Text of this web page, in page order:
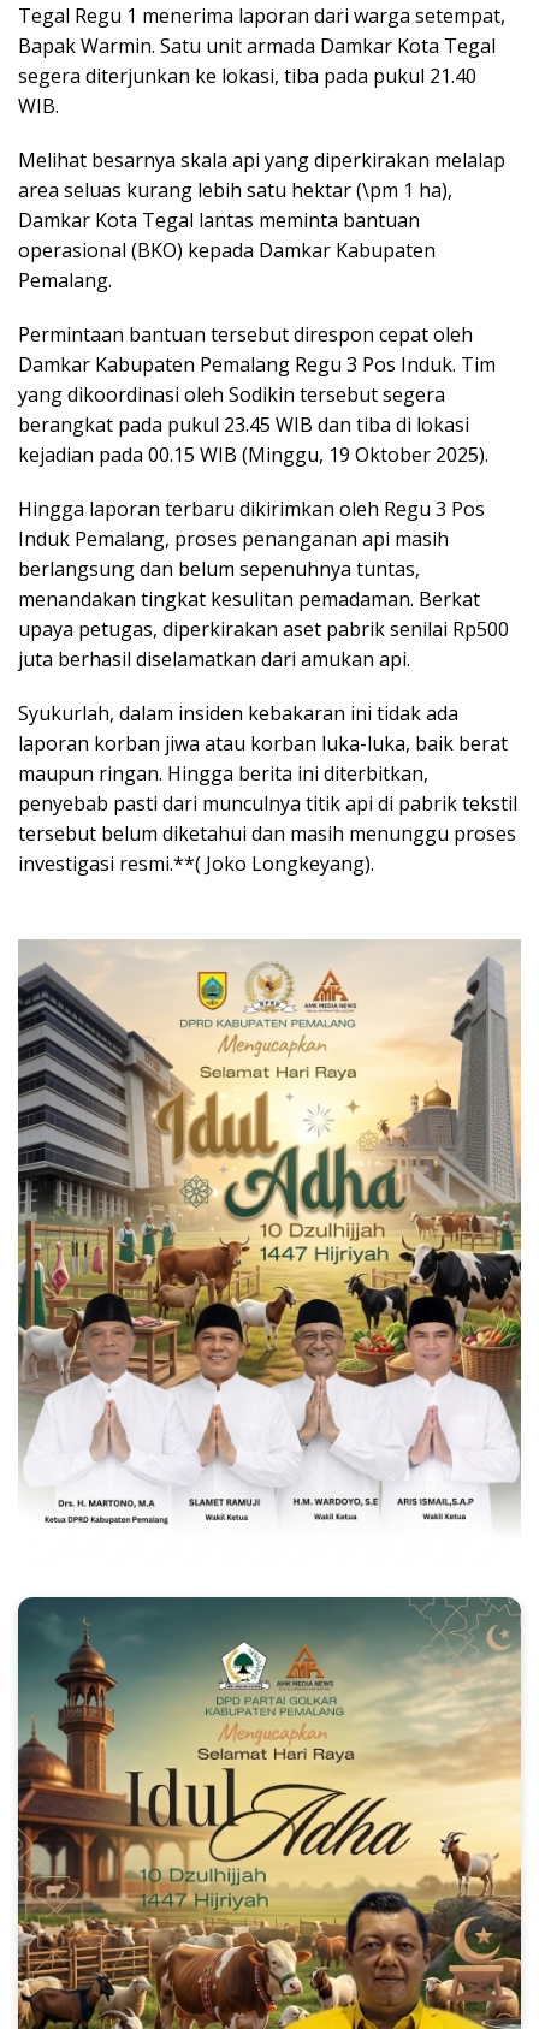
Tegal Regu 1 menerima laporan dari warga setempat,
Bapak Warmin. Satu unit armada Damkar Kota Tegal
segera diterjunkan ke lokasi, tiba pada pukul 21.40
WIB.
Melihat besarnya skala api yang diperkirakan melalap
area seluas kurang lebih satu hektar (\pm 1 ha),
Damkar Kota Tegal lantas meminta bantuan
operasional (BKO) kepada Damkar Kabupaten
Pemalang.
Permintaan bantuan tersebut direspon cepat oleh
Damkar Kabupaten Pemalang Regu 3 Pos Induk. Tim
yang dikoordinasi oleh Sodikin tersebut segera
berangkat pada pukul 23.45 WIB dan tiba di lokasi
kejadian pada 00.15 WIB (Minggu, 19 Oktober 2025).
Hingga laporan terbaru dikirimkan oleh Regu 3 Pos
Induk Pemalang, proses penanganan api masih
berlangsung dan belum sepenuhnya tuntas,
menandakan tingkat kesulitan pemadaman. Berkat
upaya petugas, diperkirakan aset pabrik senilai Rp500
juta berhasil diselamatkan dari amukan api.
Syukurlah, dalam insiden kebakaran ini tidak ada
laporan korban jiwa atau korban luka-luka, baik berat
maupun ringan. Hingga berita ini diterbitkan,
penyebab pasti dari munculnya titik api di pabrik tekstil
tersebut belum diketahui dan masih menunggu proses
investigasi resmi.**( Joko Longkeyang).